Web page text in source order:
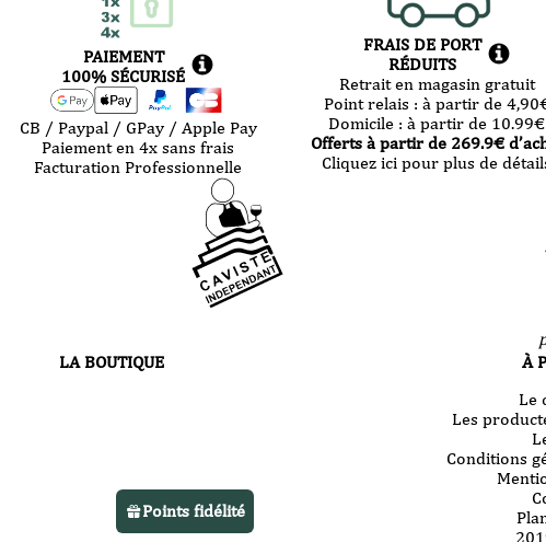
PAIEMENT
100% SÉCURISÉ
CB / Paypal / GPay / Apple Pay
Paiement en 4x sans frais
Facturation Professionnelle
FRAIS DE PORT
RÉDUITS
Retrait en magasin gratuit
Point relais : à partir de 4,90
Domicile :à partir de 10.99€
Offerts à partir de 269.9€
Cliquez ici pour plus de
LA BOUTIQUE
de 10h à 13h
et de 14h à 22h
À
Le
Les
Conditions
Points fidélité